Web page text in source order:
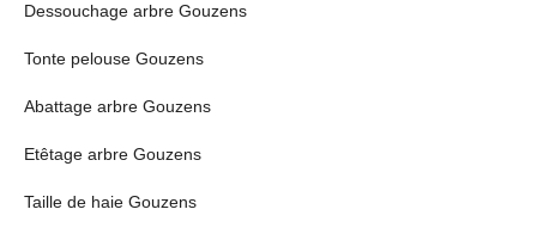
Dessouchage arbre Gouzens
Tonte pelouse Gouzens
Abattage arbre Gouzens
Etêtage arbre Gouzens
Taille de haie Gouzens